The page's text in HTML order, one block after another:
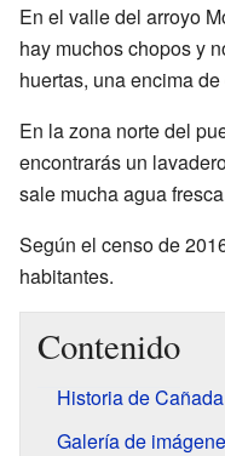
En el valle del arroyo
hay muchos chopos y
huertas, una encima de
En la zona norte del
encontrarás un
sale mucha agua
Según el censo de
habitantes.
Contenido
Historia de
Galería de